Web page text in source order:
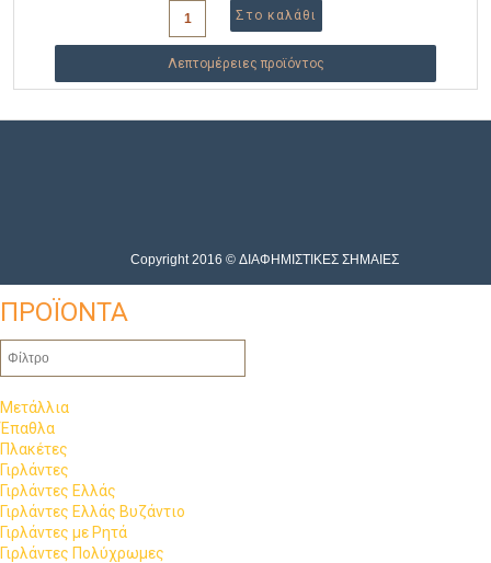
Λεπτομέρειες προϊόντος
Copyright 2016 © ΔΙΑΦΗΜΙΣΤΙΚΕΣ ΣΗΜΑΙΕΣ
ΠΡΟΪΟΝΤΑ
Μετάλλια
Έπαθλα
Πλακέτες
Γιρλάντες
Γιρλάντες Ελλάς
Γιρλάντες Ελλάς Βυζάντιο
Γιρλάντες με Ρητά
Γιρλάντες Πολύχρωμες